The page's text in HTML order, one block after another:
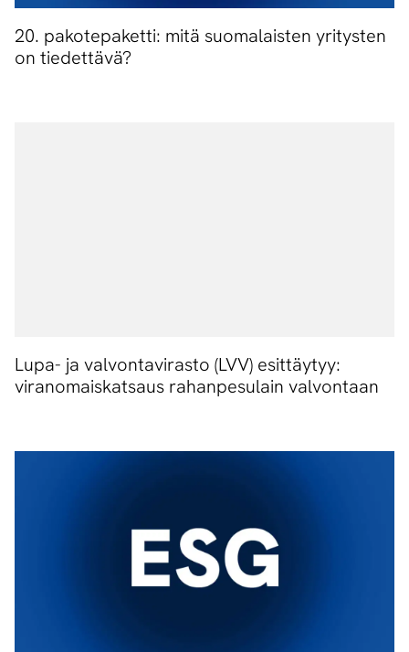
20. pakotepaketti: mitä suomalaisten yritysten
on tiedettävä?
Lupa- ja valvontavirasto (LVV) esittäytyy:
viranomaiskatsaus rahanpesulain valvontaan